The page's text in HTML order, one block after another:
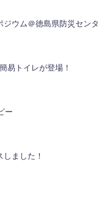
ジウム＠徳島県防災センタ
易トイレが登場！
ー
ました！